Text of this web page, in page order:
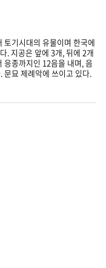
토기시대의 유물이며 한국에
. 지공은 앞에 3개, 뒤에 2개
응종까지인 12음을 내며, 음
묘 제례악에 쓰이고 있다.